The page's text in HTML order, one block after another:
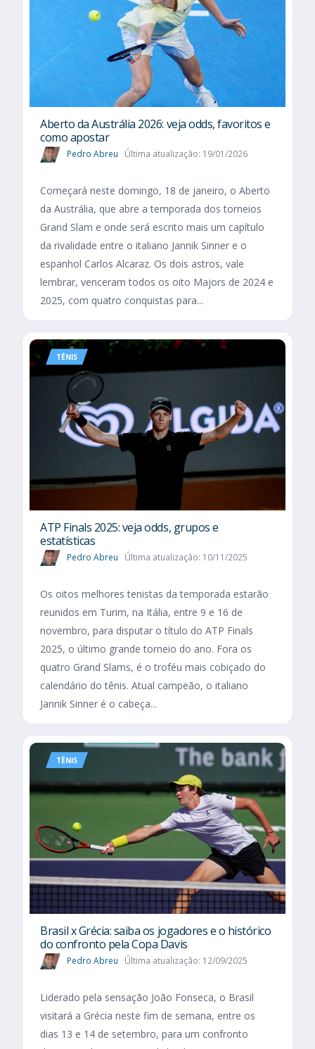
Aberto da Austrália 2026: veja odds, favoritos e
como apostar
Pedro Abreu Última atualização: 19/01/2026
Começará neste domingo, 18 de janeiro, o Aberto
da Austrália, que abre a temporada dos torneios
Grand Slam e onde será escrito mais um capítulo
da rivalidade entre o italiano Jannik Sinner e o
espanhol Carlos Alcaraz. Os dois astros, vale
lembrar, venceram todos os oito Majors de 2024 e
2025, com quatro conquistas para...
TÊNIS
ATP Finals 2025: veja odds, grupos e
estatísticas
Pedro Abreu Última atualização: 10/11/2025
Os oitos melhores tenistas da temporada estarão
reunidos em Turim, na Itália, entre 9 e 16 de
novembro, para disputar o título do ATP Finals
2025, o último grande torneio do ano. Fora os
quatro Grand Slams, é o troféu mais cobiçado do
calendário do tênis. Atual campeão, o italiano
Jannik Sinner é o cabeça...
TÊNIS
Brasil x Grécia: saiba os jogadores e o histórico
do confronto pela Copa Davis
Pedro Abreu Última atualização: 12/09/2025
Liderado pela sensação João Fonseca, o Brasil
visitará a Grécia neste fim de semana, entre os
dias 13 e 14 de setembro, para um confronto